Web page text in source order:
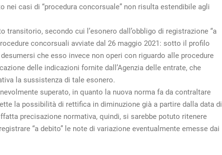
nei casi di “procedura concorsuale” non risulta estendibile agli
transitorio, secondo cui l’esonero dall’obbligo di registrazione “a
concorsuali avviate dal 26 maggio 2021: sotto il profilo
che esso invece non operi con riguardo alle procedure
delle indicazioni fornite dall’Agenzia delle entrate, che
la sussistenza di tale esonero.
superato, in quanto la nuova norma fa da contraltare
la possibilità di rettifica in diminuzione già a partire dalla data di
precisazione normativa, quindi, si sarebbe potuto ritenere
“a debito” le note di variazione eventualmente emesse dai